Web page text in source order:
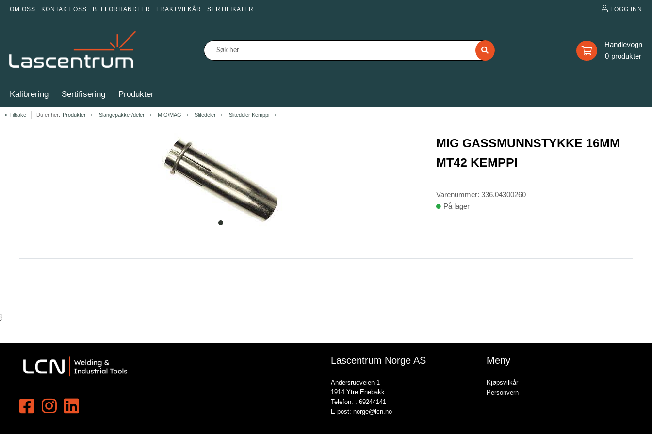
OM OSS KONTAKT OSS BLI FORHANDLER FRAKTVILKÅR SERTIFIKATER LOGG INN
0
Kalibrering Sertifisering Produkter
« Tilbake Du er her: Produkter Slangepakker/deler MIG/MAG Slitedeler Slitedeler Kemppi
item
of
MIG GASSMUNNSTYKKE 16MM
MT42 KEMPPI
Varenummer: 336.04300260
På lager
}
Lascentrum Norge AS
Andersrudveien 1
1914 Ytre Enebakk
Telefon: : 69244141
E-post: norge@lcn.no
Meny
Kjøpsvilkår
Personvern